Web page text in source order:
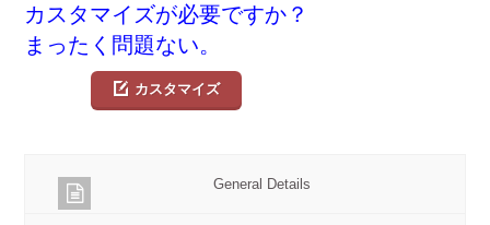
カスタマイズが必要ですか？
まったく問題ない。
カスタマイズ
General Details